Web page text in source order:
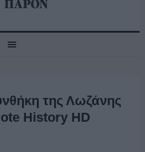
της Λωζάνης
History HD